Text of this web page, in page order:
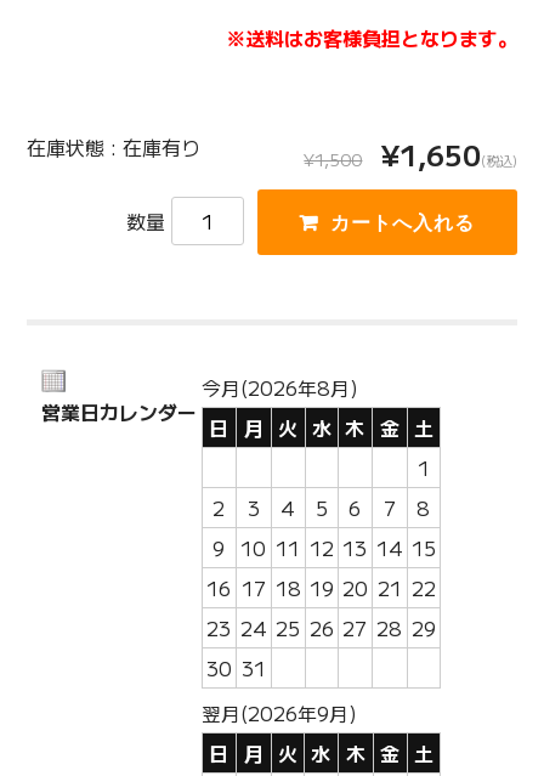
※送料はお客様負担となります。
在庫状態 : 在庫有り ¥1,500 ¥1,650(税込)
数量
営業日カレンダー
今月(2026年8月)
日
月 火 水 木 金 土
1
2
3 4 5 6 7
8
9
10 11 12 13 14 15
16 17 18 19 20 21 22
23 24 25 26 27 28 29
30 31
翌月(2026年9月)
日
月 火 水 木 金 土